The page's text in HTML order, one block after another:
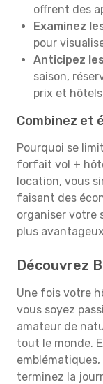
offrent des
Examinez
pour
Anticipez
saison,
prix et
Combinez et
Pourquoi se
forfait vol +
location, vous
faisant des
organiser votre
plus
Découvrez
Une fois votre
vous soyez
amateur de
tout le monde.
terminez la